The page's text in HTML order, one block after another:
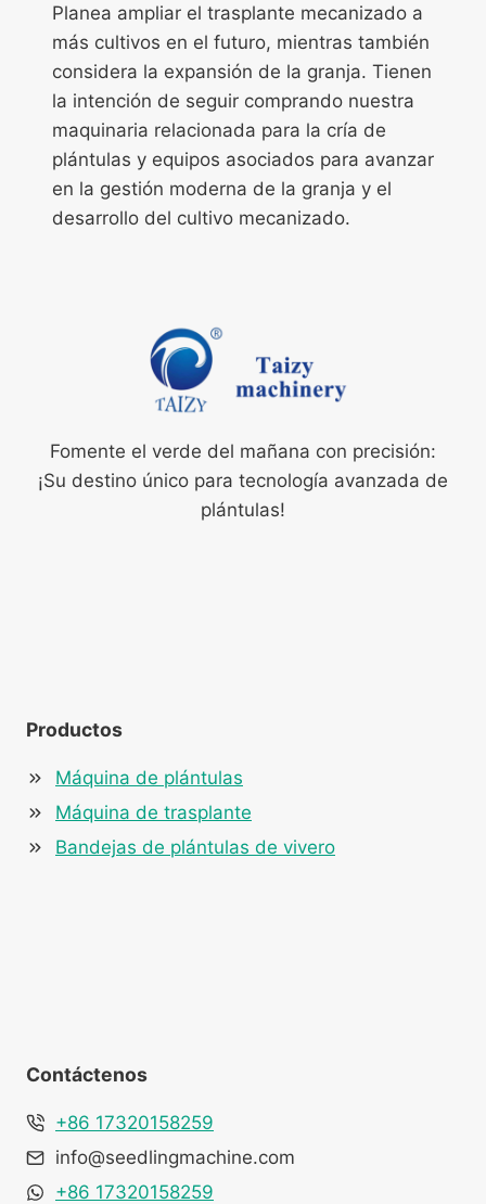
Planea ampliar el trasplante mecanizado a
más cultivos en el futuro, mientras también
considera la expansión de la granja. Tienen
la intención de seguir comprando nuestra
maquinaria relacionada para la cría de
plántulas y equipos asociados para avanzar
en la gestión moderna de la granja y el
desarrollo del cultivo mecanizado.
Fomente el verde del mañana con precisión:
¡Su destino único para tecnología avanzada de
plántulas!
Productos
Máquina de plántulas
Máquina de trasplante
Bandejas de plántulas de vivero
Contáctenos
+86 17320158259
info@seedlingmachine.com
+86 17320158259